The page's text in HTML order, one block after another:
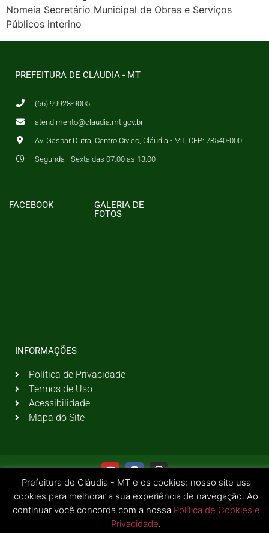
Nomeia Secretário Municipal de Obras e Serviços
Públicos interino
PREFEITURA DE CLÁUDIA - MT
(66) 99928-9005
atendimento@claudia.mt.gov.br
Av. Gaspar Dutra, Centro Cívico, Cláudia - MT, CEP: 78540-000
Segunda - Sexta das 07:00 as 13:00
FACEBOOK
GALERIA DE
FOTOS
INFORMAÇÕES
Política de Privacidade
Termos de Uso
Acessibilidade
Mapa do Site
Prefeitura de Cláudia - MT e os cookies: nosso site usa
cookies para melhorar a sua experiência de navegação. Ao
continuar você concorda com a nossa Política de Cookies e
Privacidade.